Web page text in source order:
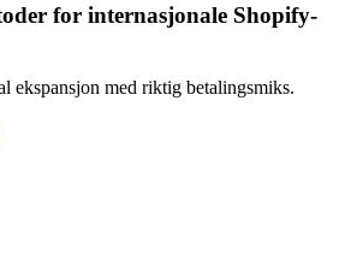
for internasjonale Shopify-
ekspansjon med riktig betalingsmiks.